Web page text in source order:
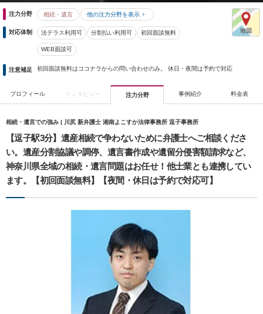
注力分野 相続・遺言 他の注力分野を表示
対応体制 法テラス利用可 分割払い利用可 初回面談無料
WEB面談可
注意補足 初回面談無料はココナラからの問い合わせのみ。 休日・夜間は予約で対応
プロフィール インタビュー 注力分野 事例紹介 料金表
相続・遺言での強み | 川尻 新弁護士 湘南よこすか法律事務所 逗子事務所
【逗子駅3分】遺産相続で争わないために弁護士へご相談くださ
い。遺産分割協議や調停、遺言書作成や遺留分侵害額請求など、
神奈川県全域の相続・遺言問題はお任せ！他士業とも連携してい
ます。【初回面談無料】【夜間・休日は予約で対応可】